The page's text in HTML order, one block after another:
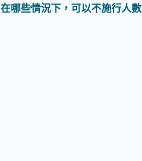
在哪些情況下，可以不施行人